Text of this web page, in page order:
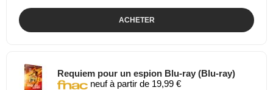
ACHETER
Requiem pour un espion Blu-ray (Blu-ray)
neuf à partir de 19,99 €